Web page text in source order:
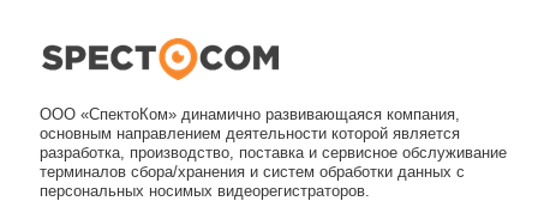
ООО «СпектоКом» динамично развивающаяся компания,
основным направлением деятельности которой является
разработка, производство, поставка и сервисное обслуживание
терминалов сбора/хранения и систем обработки данных с
персональных носимых видеорегистраторов.